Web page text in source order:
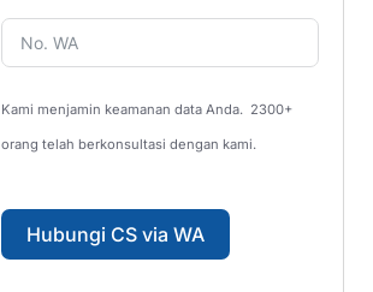
Kami menjamin keamanan data Anda. 2300+
orang telah berkonsultasi dengan kami.
Hubungi CS via WA